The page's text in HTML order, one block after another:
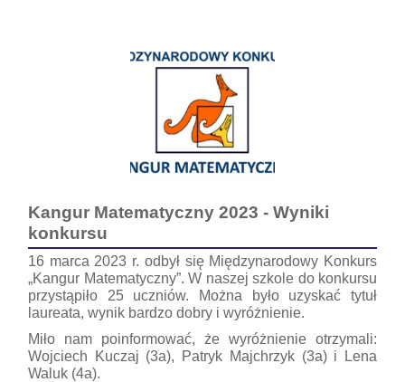
Kangur Matematyczny 2023 - Wyniki
konkursu
16 marca 2023 r. odbył się Międzynarodowy Konkurs
„Kangur Matematyczny”. W naszej szkole do konkursu
przystąpiło 25 uczniów. Można było uzyskać tytuł
laureata, wynik bardzo dobry i wyróżnienie.
Miło nam poinformować, że wyróżnienie otrzymali:
Wojciech Kuczaj (3a), Patryk Majchrzyk (3a) i Lena
Waluk (4a).